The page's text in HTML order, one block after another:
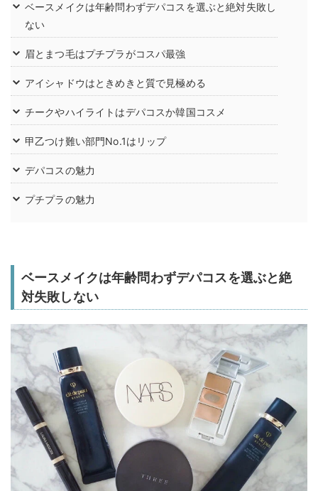
ベースメイクは年齢問わずデパコスを選ぶと絶対失敗し
ない
眉とまつ毛はプチプラがコスパ最強
アイシャドウはときめきと質で見極める
チークやハイライトはデパコスか韓国コスメ
甲乙つけ難い部門No.1はリップ
デパコスの魅力
プチプラの魅力
ベースメイクは年齢問わずデパコスを選ぶと絶
対失敗しない